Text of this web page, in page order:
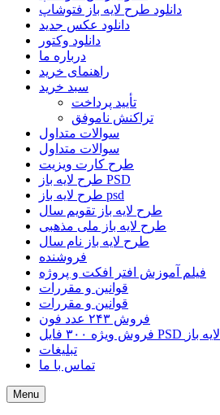
دانلود طرح لایه باز فتوشاپ
دانلود عکس جدید
دانلود وکتور
درباره ما
راهنمای خرید
سبد خرید
تأیید پرداخت
تراکنش ناموفق
سوالات متداول
سوالات متداول
طرح کارت ویزیت
طرح لایه باز PSD
طرح لایه باز psd
طرح لایه باز تقویم سال
طرح لایه باز ملی مذهبی
طرح لایه باز نام سال
فروشنده
فیلم آموزش افتر افکت و پروژه
قوانین و مقررات
قوانین و مقررات
فروش ۲۴۳ عدد فون
فروش ویژه ۳۰۰ فایل PSD لایه باز
تبلیغات
تماس با ما
Menu